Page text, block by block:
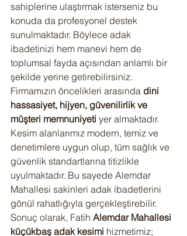
sahiplerine ulaştırmak isterseniz bu
konuda da profesyonel destek
sunulmaktadır. Böylece adak
ibadetinizi hem manevi hem de
toplumsal fayda açısından anlamlı bir
şekilde yerine getirebilirsiniz.
Firmamızın öncelikleri arasında dini
hassasiyet, hijyen, güvenilirlik ve
müşteri memnuniyeti yer almaktadır.
Kesim alanlarımız modern, temiz ve
denetimlere uygun olup, tüm sağlık ve
güvenlik standartlarına titizlikle
uyulmaktadır. Bu sayede Alemdar
Mahallesi sakinleri adak ibadetlerini
gönül rahatlığıyla gerçekleştirebilir.
Sonuç olarak, Fatih Alemdar Mahallesi
küçükbaş adak kesimi hizmetimiz;